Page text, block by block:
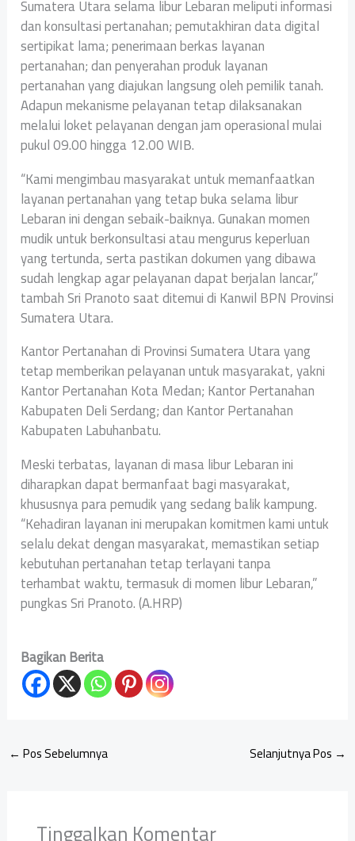
Sumatera Utara selama libur Lebaran meliputi informasi
dan konsultasi pertanahan; pemutakhiran data digital
sertipikat lama; penerimaan berkas layanan
pertanahan; dan penyerahan produk layanan
pertanahan yang diajukan langsung oleh pemilik tanah.
Adapun mekanisme pelayanan tetap dilaksanakan
melalui loket pelayanan dengan jam operasional mulai
pukul 09.00 hingga 12.00 WIB.
“Kami mengimbau masyarakat untuk memanfaatkan
layanan pertanahan yang tetap buka selama libur
Lebaran ini dengan sebaik-baiknya. Gunakan momen
mudik untuk berkonsultasi atau mengurus keperluan
yang tertunda, serta pastikan dokumen yang dibawa
sudah lengkap agar pelayanan dapat berjalan lancar,”
tambah Sri Pranoto saat ditemui di Kanwil BPN Provinsi
Sumatera Utara.
Kantor Pertanahan di Provinsi Sumatera Utara yang
tetap memberikan pelayanan untuk masyarakat, yakni
Kantor Pertanahan Kota Medan; Kantor Pertanahan
Kabupaten Deli Serdang; dan Kantor Pertanahan
Kabupaten Labuhanbatu.
Meski terbatas, layanan di masa libur Lebaran ini
diharapkan dapat bermanfaat bagi masyarakat,
khususnya para pemudik yang sedang balik kampung.
“Kehadiran layanan ini merupakan komitmen kami untuk
selalu dekat dengan masyarakat, memastikan setiap
kebutuhan pertanahan tetap terlayani tanpa
terhambat waktu, termasuk di momen libur Lebaran,”
pungkas Sri Pranoto. (A.HRP)
Bagikan Berita
← Pos Sebelumnya Selanjutnya Pos →
Tinggalkan Komentar